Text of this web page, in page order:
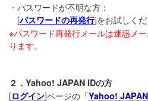
・パスワードが不明な方：
[パスワードの再発行]をお試しくだ
※パスワード再発行メールは迷惑メ
ります。
２．Yahoo! JAPAN IDの方
[ログイン]ページの「Yahoo!